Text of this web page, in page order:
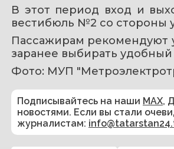
В этот период вход и
вестибюль №2 со стороны
Пассажирам рекомендуют
заранее выбирать
Фото: МУП
Подписывайтесь на наши MAX,
новостями. Если вы стали
журналистам: